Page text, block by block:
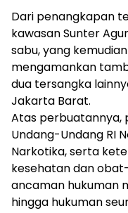
Dari penangkapan
kawasan Sunter
sabu, yang
mengamankan
dua tersangka
Jakarta Barat.
Atas perbuatannya,
Undang-Undang RI
Narkotika, serta
kesehatan dan
ancaman hukuman
hingga hukuman